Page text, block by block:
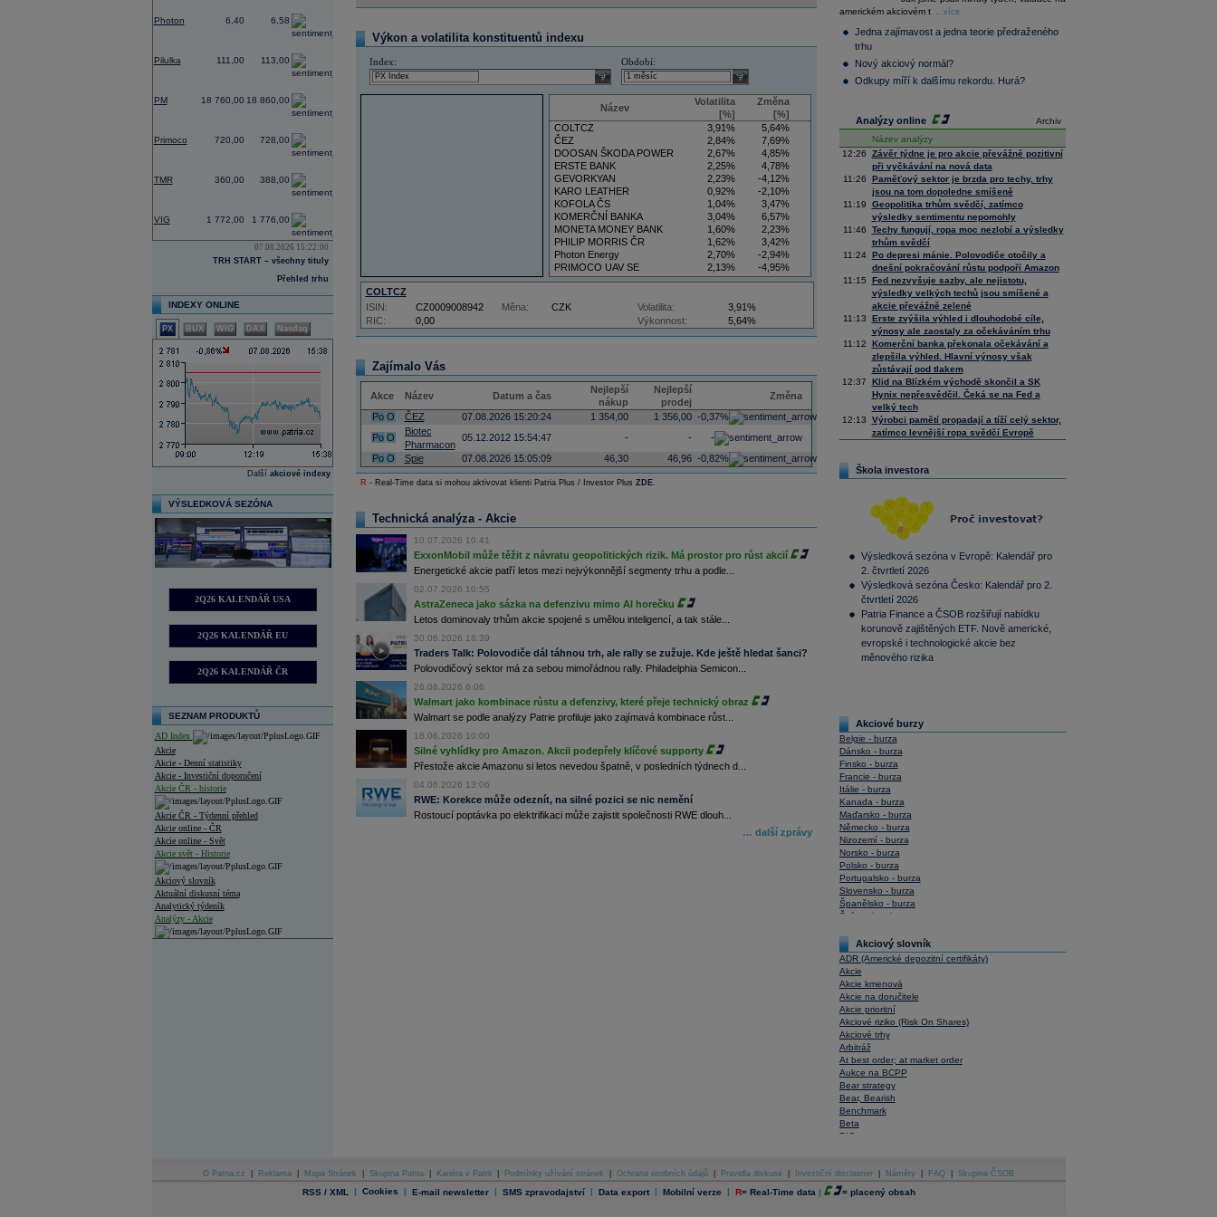
Photon 6,40 6,58
-3,03
Pilulka 111,00 113,00
0,00
PM 18 760,00 18 860,00
Primoco 720,00 728,00
TMR 360,00 388,00
VIG 1 772,00 1 776,00
07.08.2026 15:22:00
TRH START – všechny tituly
Přehled trhu
INDEXY ONLINE
PX BUX WIG DAX Nasdaq
Další akciové indexy
VÝSLEDKOVÁ SEZÓNA
2Q26 KALENDÁŘ USA
2Q26 KALENDÁŘ EU
2Q26 KALENDÁŘ ČR
SEZNAM PRODUKTŮ
AD Index
Akcie
Akcie - Denní statistiky
Akcie - Investiční doporučení
Akcie ČR - historie
Akcie ČR - Týdenní přehled
Akcie online - ČR
Akcie online - Svět
Akcie svět - Historie
Akciový slovník
Aktuální diskusní téma
Analytický týdeník
Analýzy - Akcie
Archiv - Měnová politika
Výkon a volatilita konstituentů indexu
Index:
select
Období:
select
Název
Volatilita
[%]
Změna
[%]
COLTCZ
3,91%
5,64%
ČEZ
2,84%
7,69%
DOOSAN ŠKODA POWER
2,67%
4,85%
ERSTE BANK
2,25%
4,78%
GEVORKYAN
2,23%
-4,12%
KARO LEATHER
0,92%
-2,10%
KOFOLA ČS
1,04%
3,47%
KOMERČNÍ BANKA
3,04%
6,57%
MONETA MONEY BANK
1,60%
2,23%
PHILIP MORRIS ČR
1,62%
3,42%
Photon Energy
2,70%
-2,94%
PRIMOCO UAV SE
2,13%
-4,95%
VIG
4,09%
11,61%
COLTCZ
RIC: 0,00
ISIN: CZ0009008942 Měna: CZK Volatilita:
3,91%
Výkonnost:
5,64%
Zajímalo Vás
Akce Název Datum a čas
Nejlepší
nákup
Nejlepší
prodej
Změna
Po O ČEZ 07.08.2026 15:20:24 1 354,00 1 356,00 -0,37%
Po O
Biotec
Pharmacon
05.12.2012 15:54:47 - -
-
Po O Spie 07.08.2026 15:05:09 46,30 46,96 -0,82%
R - Real-Time data si mohou aktivovat klienti Patria Plus / Investor Plus ZDE.
Technická analýza - Akcie
10.07.2026 10:41
ExxonMobil může těžit z návratu geopolitických rizik. Má prostor pro růst akcií
Energetické akcie patří letos mezi nejvýkonnější segmenty trhu a podle...
02.07.2026 10:55
AstraZeneca jako sázka na defenzivu mimo AI horečku
Letos dominovaly trhům akcie spojené s umělou inteligencí, a tak stále...
30.06.2026 16:39
Traders Talk: Polovodiče dál táhnou trh, ale rally se zužuje. Kde ještě hledat šanci?
Polovodičový sektor má za sebou mimořádnou rally. Philadelphia Semicon...
26.06.2026 6:06
Walmart jako kombinace růstu a defenzivy, které přeje technický obraz
Walmart se podle analýzy Patrie profiluje jako zajímavá kombinace růst...
18.06.2026 10:00
Silné vyhlídky pro Amazon. Akcii podepřely klíčové supporty
Přestože akcie Amazonu si letos nevedou špatně, v posledních týdnech d...
04.06.2026 13:06
RWE: Korekce může odeznít, na silné pozici se nic nemění
Rostoucí poptávka po elektrifikaci může zajistit společnosti RWE dlouh...
… další zprávy
Composite
Index
36 128,57 -0,05
Performance
index
4 070,39
americkém akciovém t
...více
Jedna zajímavost a jedna teorie předraženého
trhu
Nový akciový normál?
Odkupy míří k dalšímu rekordu. Hurá?
Archiv
Analýzy online
Název analýzy
12:26
Závěr týdne je pro akcie převážně pozitivní
při vyčkávání na nová data
11:26
Paměťový sektor je brzda pro techy, trhy
jsou na tom dopoledne smíšeně
11:19
Geopolitika trhům svědčí, zatímco
výsledky sentimentu nepomohly
11:46
Techy fungují, ropa moc nezlobí a výsledky
trhům svědčí
11:24
Po depresi mánie. Polovodiče otočily a
dnešní pokračování růstu podpoří Amazon
11:15
Fed nezvyšuje sazby, ale nejistotu,
výsledky velkých techů jsou smíšené a
akcie převážně zelené
11:13
Erste zvýšila výhled i dlouhodobé cíle,
výnosy ale zaostaly za očekáváním trhu
11:12
Komerční banka překonala očekávání a
zlepšila výhled. Hlavní výnosy však
zůstávají pod tlakem
12:37
Klid na Blízkém východě skončil a SK
Hynix nepřesvědčil. Čeká se na Fed a
velký tech
12:13
Výrobci pamětí propadají a tíží celý sektor,
zatímco levnější ropa svědčí Evropě
Škola investora
Výsledková sezóna v Evropě: Kalendář pro
2. čtvrtletí 2026
Výsledková sezóna Česko: Kalendář pro 2.
čtvrtletí 2026
Patria Finance a ČSOB rozšiřují nabídku
korunově zajištěných ETF. Nově americké,
evropské i technologické akcie bez
měnového rizika
Akciové burzy
Belgie - burza
Dánsko - burza
Finsko - burza
Francie - burza
Itálie - burza
Kanada - burza
Maďarsko - burza
Německo - burza
Nizozemí - burza
Norsko - burza
Polsko - burza
Portugalsko - burza
Slovensko - burza
Španělsko - burza
Švýcarsko - burza
Akciový slovník
ADR (Americké depozitní certifikáty)
Akcie
Akcie kmenová
Akcie na doručitele
Akcie prioritní
Akciové riziko (Risk On Shares)
Akciové trhy
Arbitráž
At best order; at market order
Aukce na BCPP
Bear strategy
Bear, Bearish
Benchmark
Beta
BIC
Bonita
Book To Bill Ratio
Book Value
O Patria.cz Reklama Mapa Stránek Skupina Patria Kariéra v Patrii Podmínky užívání stránek Ochrana osobních údajů Pravidla diskuse Investiční disclaimer Náměty FAQ Skupina ČSOB
RSS / XML | Cookies | E-mail newsletter | SMS zpravodajství | Data export | Mobilní verze | R= Real-Time data | = placený obsah